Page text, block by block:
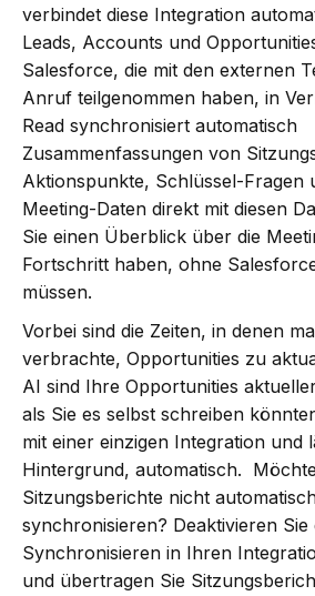
verbindet diese Integration
Leads, Accounts und
Salesforce, die mit den externen
Anruf teilgenommen haben, in
Read synchronisiert automatisch
Zusammenfassungen von
Aktionspunkte, Schlüssel-Fragen
Meeting-Daten direkt mit diesen
Sie einen Überblick über die
Fortschritt haben, ohne
müssen.
Vorbei sind die Zeiten, in denen
verbrachte, Opportunities zu
AI sind Ihre Opportunities
als Sie es selbst schreiben
mit einer einzigen Integration und
Hintergrund, automatisch.
Sitzungsberichte nicht
synchronisieren? Deaktivieren Sie
Synchronisieren in Ihren
und übertragen Sie